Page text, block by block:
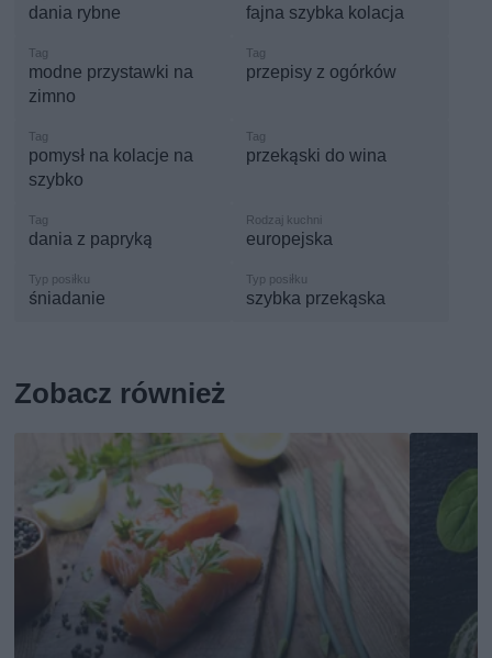
dania rybne fajna szybka kolacja
modne przystawki na
zimno
przepisy z ogórków
pomysł na kolacje na
szybko
przekąski do wina
dania z papryką europejska
śniadanie szybka przekąska
Zobacz również